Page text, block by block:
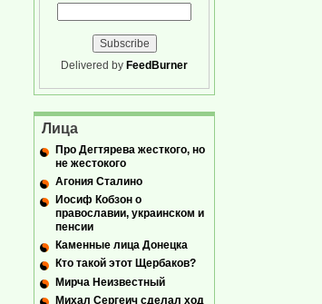
Delivered by FeedBurner
Лица
Про Дегтярева жесткого, но
не жестокого
Агония Сталино
Иосиф Кобзон о
православии, украинском и
пенсии
Каменные лица Донецка
Кто такой этот Щербаков?
Мирча Неизвестный
Михал Сергеич сделал ход